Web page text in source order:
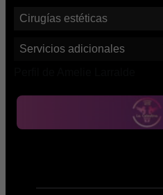
Cirugías estéticas
Servicios adicionales